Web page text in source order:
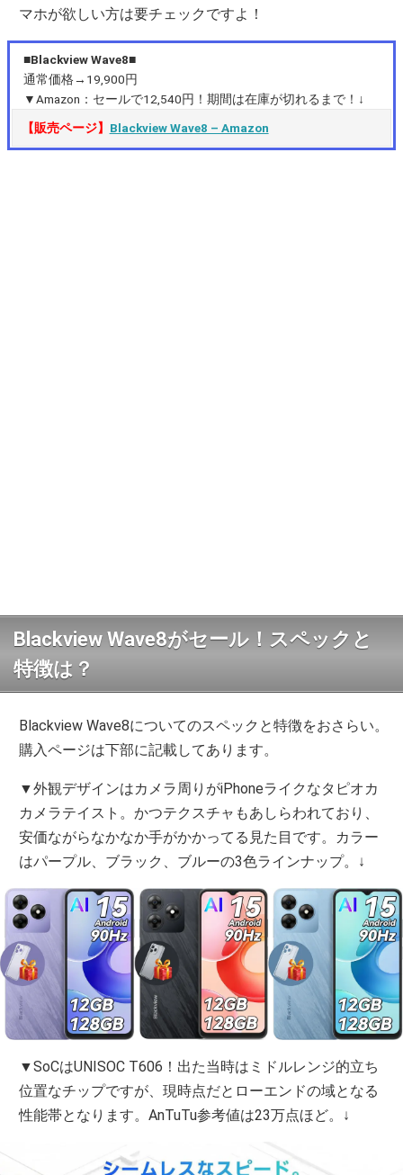
マホが欲しい方は要チェックですよ！
■Blackview Wave8■
通常価格→19,900円
▼Amazon：セールで12,540円！期間は在庫が切れるまで！↓
【販売ページ】 Blackview Wave8 – Amazon
Blackview Wave8がセール！スペックと
特徴は？
Blackview Wave8についてのスペックと特徴をおさらい。
購入ページは下部に記載してあります。
▼外観デザインはカメラ周りがiPhoneライクなタピオカ
カメラテイスト。かつテクスチャもあしらわれており、
安価ながらなかなか手がかかってる見た目です。カラー
はパープル、ブラック、ブルーの3色ラインナップ。↓
▼SoCはUNISOC T606！出た当時はミドルレンジ的立ち
位置なチップですが、現時点だとローエンドの域となる
性能帯となります。AnTuTu参考値は23万点ほど。↓